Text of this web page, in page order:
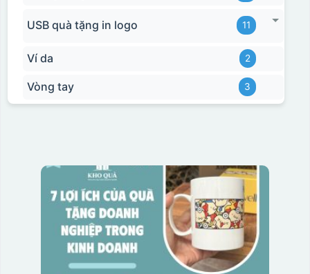
USB quà tặng in logo 11
Ví da 2
Vòng tay 3